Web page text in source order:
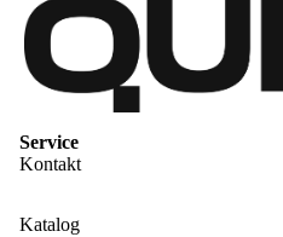
Service
Kontakt
Katalog